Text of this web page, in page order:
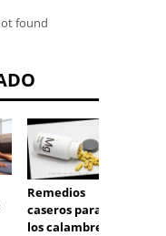
found
Remedios
caseros para
los calambres